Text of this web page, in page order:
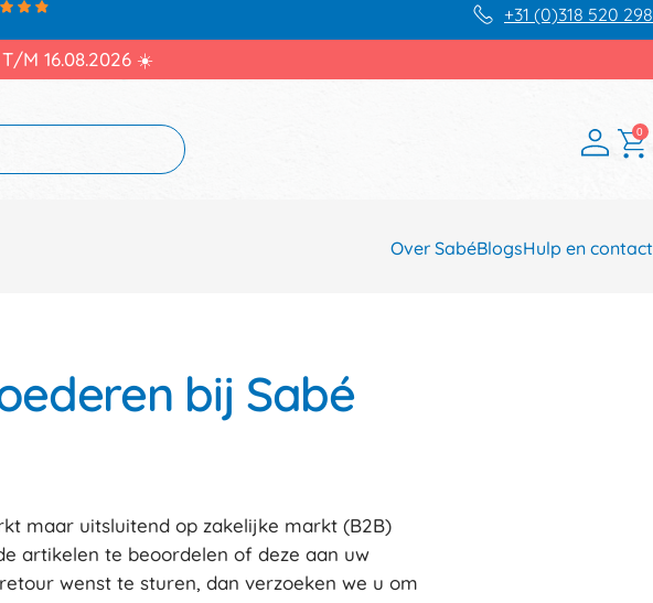
+31 (0)318 520 298
T/M 16.08.2026 ☀️
0
Over SabéBlogsHulp en contact
bij Sabé
maar uitsluitend op zakelijke markt (B2B)
artikelen te beoordelen of deze aan uw
wenst te sturen, dan verzoeken we u om